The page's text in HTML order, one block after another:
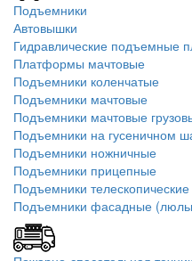
Подъемники
Автовышки
Гидравлические подъемные
Платформы мачтовые
Подъемники коленчатые
Подъемники мачтовые
Подъемники мачтовые
Подъемники на гусеничном
Подъемники ножничные
Подъемники прицепные
Подъемники телескопические
Подъемники фасадные